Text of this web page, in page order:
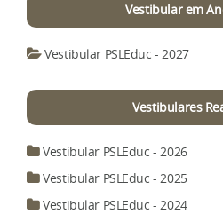
Vestibular em
Vestibular PSLEduc - 2027
Vestibulares
Vestibular PSLEduc - 2026
Vestibular PSLEduc - 2025
Vestibular PSLEduc - 2024